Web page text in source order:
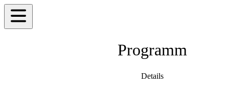
Programm
Details